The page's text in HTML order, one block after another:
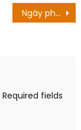
Ngày phát hành đã được xác nhận! Mọi thư bạn cân biêt!
Required fields